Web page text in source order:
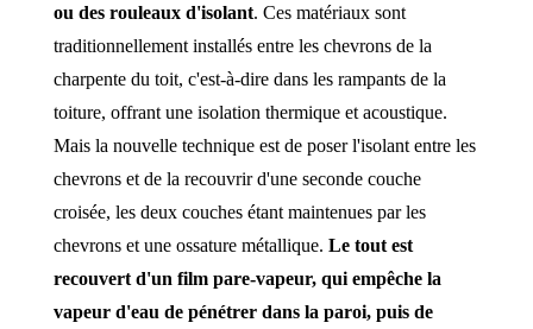
ou des rouleaux d'isolant. Ces matériaux sont
traditionnellement installés entre les chevrons de la
charpente du toit, c'est-à-dire dans les rampants de la
toiture, offrant une isolation thermique et acoustique.
Mais la nouvelle technique est de poser l'isolant entre les
chevrons et de la recouvrir d'une seconde couche
croisée, les deux couches étant maintenues par les
chevrons et une ossature métallique. Le tout est
recouvert d'un film pare-vapeur, qui empêche la
vapeur d'eau de pénétrer dans la paroi, puis de